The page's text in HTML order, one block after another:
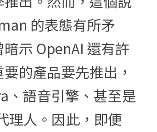
的表態有所矛
示 OpenAI 還有許
的產品要先推出，
、語音引擎、甚至是
理人。因此，即便